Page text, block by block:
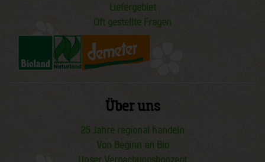
Liefergebiet
Oft gestellte Fragen
Über uns
25 Jahre regional handeln
Von Beginn an Bio
Unser Verpackungskonzept